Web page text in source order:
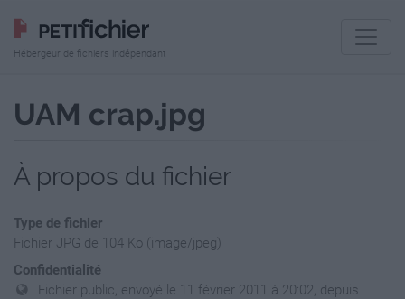
Hébergeur de fichiers indépendant
UAM crap.jpg
À propos du fichier
Type de fichier
Fichier JPG de 104 Ko (image/jpeg)
Confidentialité
Fichier public, envoyé le 11 février 2011 à 20:02, depuis